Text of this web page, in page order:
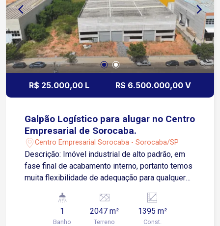
R$ 25.000,00 L R$ 6.500.000,00 V
Galpão Logístico para alugar no Centro
Empresarial de Sorocaba.
Centro Empresarial Sorocaba - Sorocaba/SP
Descrição: Imóvel industrial de alto padrão, em
fase final de acabamento interno, portanto temos
muita flexibilidade de adequação para qualquer
Empresarial de Sorocaba próximo ao Parque das
Águas, Avenida Quinze de Agosto e Avenida Dom
1
Banho
2047 m²
Terreno
1395 m²
Const.